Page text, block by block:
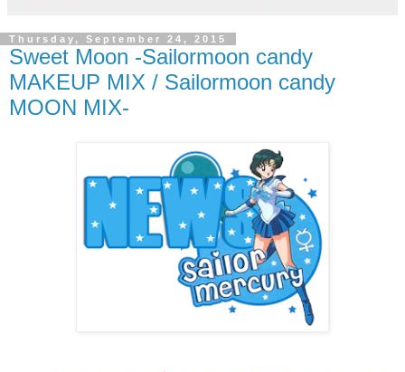
Thursday, September 24, 2015
Sweet Moon -Sailormoon candy
MAKEUP MIX / Sailormoon candy
MOON MIX-